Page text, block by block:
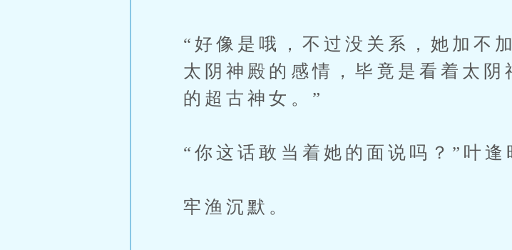
“好像是哦，不过没关系，她加不
太阴神殿的感情，毕竟是看着太
的超古神女。”
“你这话敢当着她的面说吗？”叶逢
牢渔沉默。